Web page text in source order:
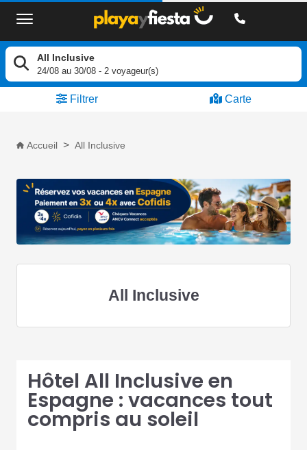
All Inclusive
24/08 au30/08 -2 voyageur(s)
Filtrer Carte
Accueil All Inclusive
All Inclusive
Hôtel All Inclusive en
Espagne : vacances tout
compris au soleil